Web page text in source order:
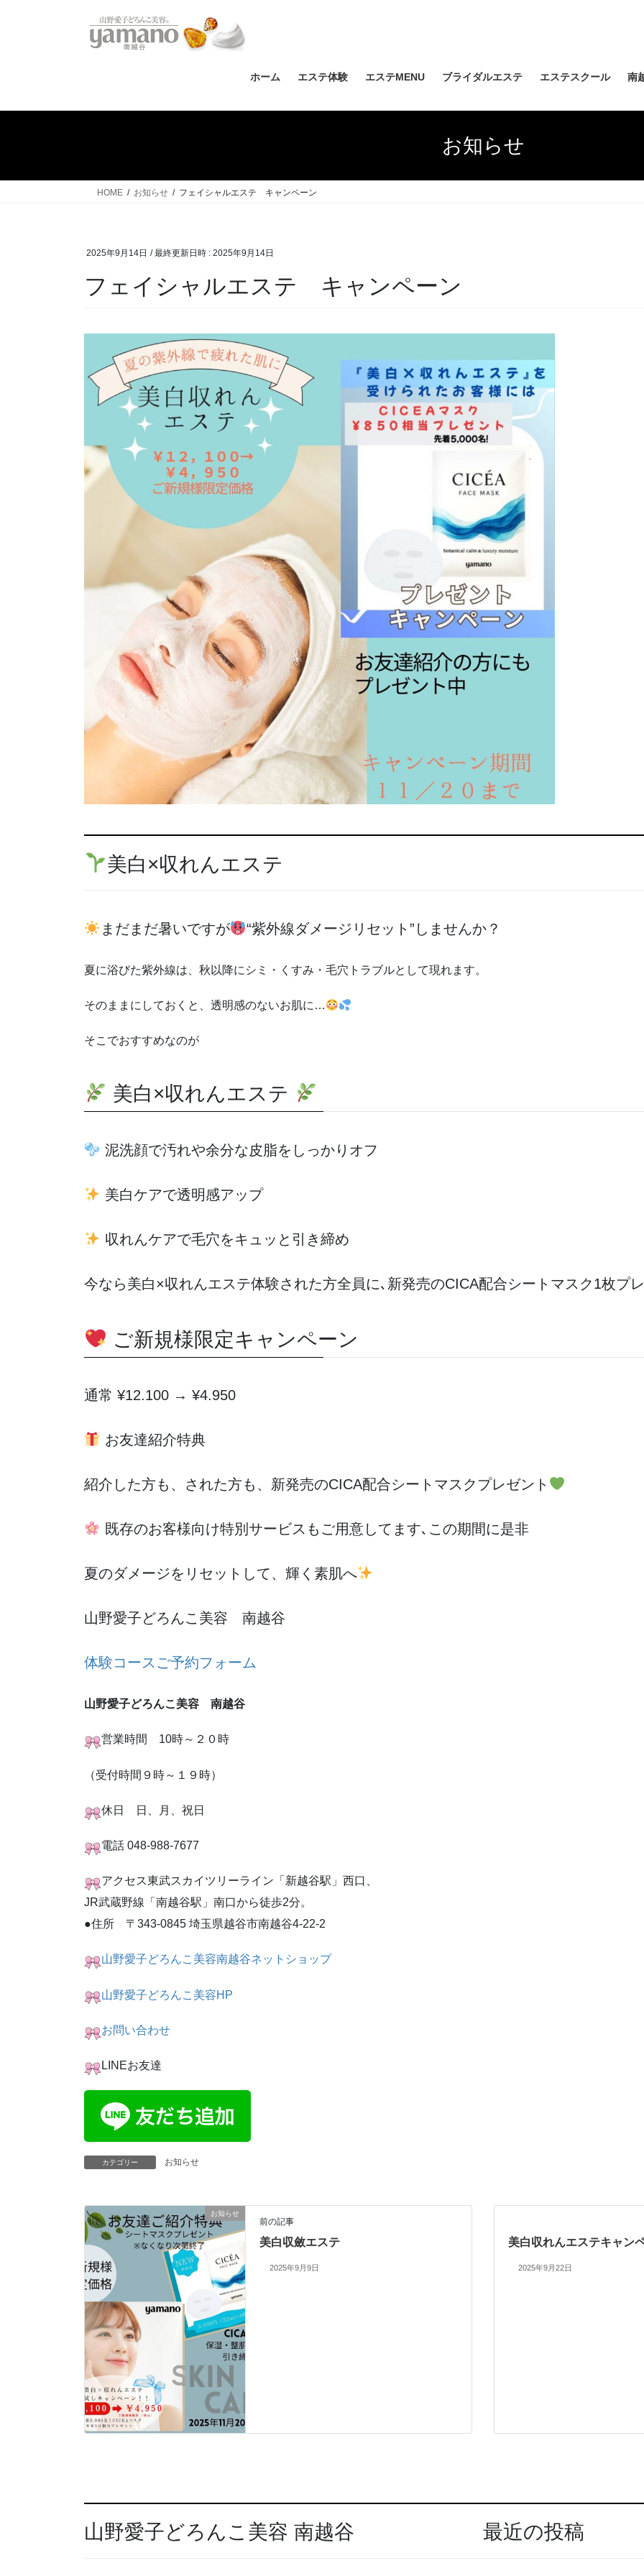
ス
ン
ホーム エステ体験 エステMENU ブライダルエステ エステスクール 南
お知らせ
HOME お知らせ フェイシャルエステ キャンペーン
2025年9月14日 / 最終更新日時 : 2025年9月14日
フェイシャルエステ キャンペーン
美白×収れんエステ
まだまだ暑いですが “紫外線ダメージリセット”しませんか？
夏に浴びた紫外線は、秋以降にシミ・くすみ・毛穴トラブルとして現れます。
そのままにしておくと、透明感のないお肌に…
そこでおすすめなのが
美白×収れんエステ
泥洗顔で汚れや余分な皮脂をしっかりオフ
美白ケアで透明感アップ
収れんケアで毛穴をキュッと引き締め
今なら美白×収れんエステ体験された方全員に､新発売のCICA配合シートマスク1枚プ
ご新規様限定キャンペーン
通常 ¥12.100 → ¥4.950
お友達紹介特典
紹介した方も、された方も、新発売のCICA配合シートマスクプレゼント
既存のお客様向け特別サービスもご用意してます､この期間に是非
夏のダメージをリセットして、輝く素肌へ
山野愛子どろんこ美容 南越谷
体験コースご予約フォーム
山野愛子どろんこ美容 南越谷
営業時間 10時～２０時
（受付時間９時～１９時）
休日 日、月、祝日
電話 048-988-7677
アクセス東武スカイツリーライン「新越谷駅」西口、
JR武蔵野線「南越谷駅」南口から徒歩2分。
●住所 〒343-0845 埼玉県越谷市南越谷4-22-2
山野愛子どろんこ美容南越谷ネットショップ
山野愛子どろんこ美容HP
お問い合わせ
LINEお友達
カテゴリー お知らせ
お知らせ
前の記事
美白収斂エステ
2025年9月9日
美白収れんエステキャン
2025年9月22日
山野愛子どろんこ美容 南越谷 最近の投稿